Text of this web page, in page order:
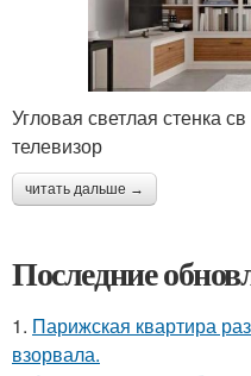
Угловая светлая стенка
телевизор
читать дальше →
Последние
1. Парижская квартира
взорвала.